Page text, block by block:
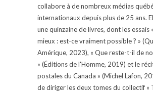
collabore à de nombreux médias
internationaux depuis plus de 25 ans.
une quinzaine de livres, dont les essais
mieux : est-ce vraiment possible ? »
Amérique, 2023), « Que reste-t-il de
» (Éditions de l'Homme, 2019) et le
postales du Canada » (Michel Lafon,
de diriger les deux tomes du collectif «